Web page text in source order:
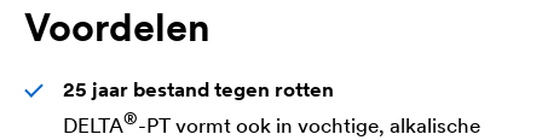
Voordelen
25 jaar bestand tegen rotten
DELTA®-PT vormt ook in vochtige, alkalische